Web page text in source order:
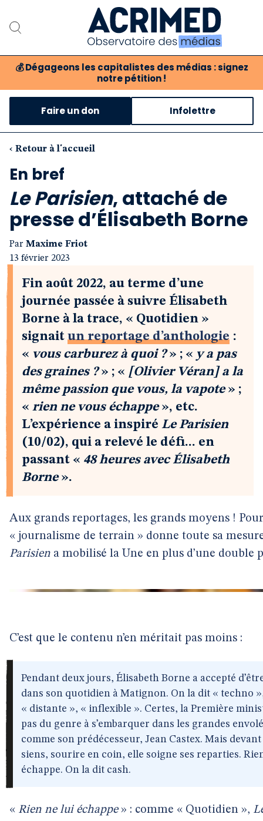
💰 Dégageons les capitalistes des médias : signez
notre pétition !
Notre association
Notre critique des médias
Boutique
Faire un don Infolettre
‹ Retour à l'accueil
En bref
Le Parisien, attaché de
presse d’Élisabeth Borne
Par Maxime Friot
13 février 2023
Fin août 2022, au terme d’une
journée passée à suivre Élisabeth
Borne à la trace, « Quotidien »
signait un reportage d’anthologie :
« vous carburez à quoi ?» ; « y a pas
des graines ?» ; « [Olivier Véran] a la
même passion que vous, la vapote» ;
« rien ne vous échappe», etc.
L’expérience a inspiré Le Parisien
(10/02), qui a relevé le défi... en
passant « 48 heures avec Élisabeth
Borne».
Aux grands reportages, les grands moyens !
« journalisme de terrain » donne toute sa
Parisien a mobilisé la Une en plus d’une double
C’est que le contenu n’en méritait pas moins :
Pendant deux jours, Élisabeth Borne a accepté
dans son quotidien à Matignon. On la dit « techno
« distante », « inflexible ». Certes, la Première
pas du genre à s’embarquer dans les grandes
comme son prédécesseur, Jean Castex. Mais devant
siens, sourire en coin, elle soigne ses reparties.
échappe. On la dit cash.
« Rien ne lui échappe» : comme « Quotidien »,